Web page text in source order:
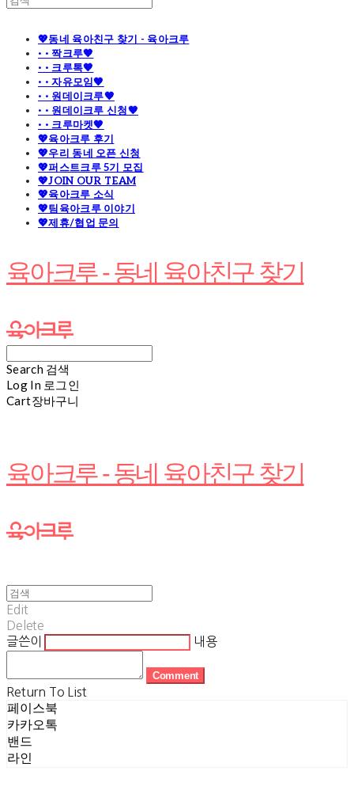
💖동네 육아친구 찾기 - 육아크루
· · 짝크루🧡
· · 크루톡🧡
· · 자유모임🧡
· · 원데이크루🧡
· · 원데이크루 신청🧡
· · 크루마켓🧡
💖육아크루 후기
💖우리 동네 오픈 신청
💖퍼스트크루 5기 모집
💖JOIN OUR TEAM
💖육아크루 소식
💖팀육아크루 이야기
💖제휴/협업 문의
육아크루 - 동네 육아친구 찾기
Search 검색
Log In 로그인
Cart장바구니
육아크루 - 동네 육아친구 찾기
Edit
Delete
글쓴이
내용
Comment
Return To List
페이스북
카카오톡
밴드
라인